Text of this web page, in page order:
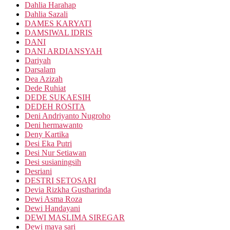
Dahlia Harahap
Dahlia Sazali
DAMES KARYATI
DAMSIWAL IDRIS
DANI
DANI ARDIANSYAH
Dariyah
Darsalam
Dea Azizah
Dede Ruhiat
DEDE SUKAESIH
DEDEH ROSITA
Deni Andriyanto Nugroho
Deni hermawanto
Deny Kartika
Desi Eka Putri
Desi Nur Setiawan
Desi susianingsih
Desriani
DESTRI SETOSARI
Devia Rizkha Gustharinda
Dewi Asma Roza
Dewi Handayani
DEWI MASLIMA SIREGAR
Dewi maya sari